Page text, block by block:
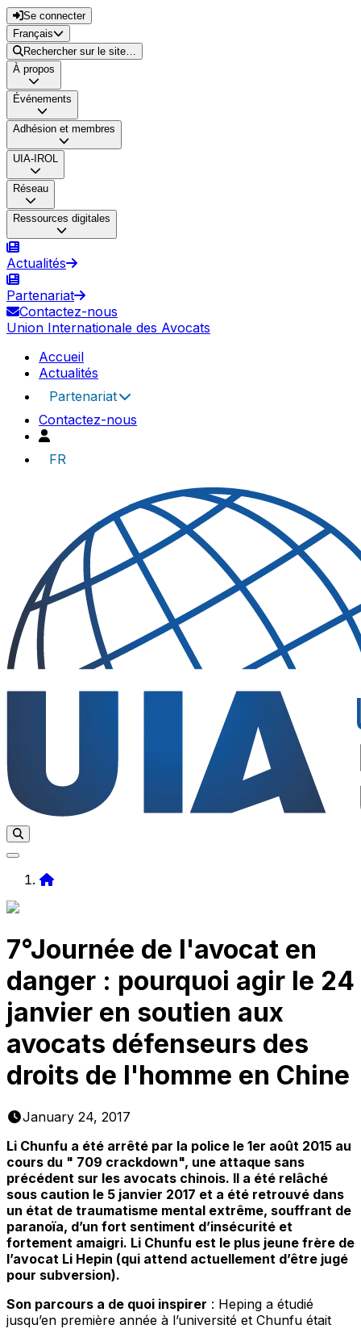
Se connecter
Français
Rechercher sur le site…
À propos
Événements
Adhésion et membres
UIA-IROL
Réseau
Ressources digitales
Actualités
Partenariat
Contactez-nous
Union Internationale des Avocats
Accueil
Actualités
Partenariat
Contactez-nous
FR
7°Journée de l'avocat en
danger : pourquoi agir le 24
janvier en soutien aux
avocats défenseurs des
droits de l'homme en Chine
January 24, 2017
Li Chunfu a été arrêté par la police le 1er août 2015 au
cours du " 709 crackdown", une attaque sans
précédent sur les avocats chinois. Il a été relâché
sous caution le 5 janvier 2017 et a été retrouvé dans
un état de traumatisme mental extrême, souffrant de
paranoïa, d’un fort sentiment d’insécurité et
fortement amaigri. Li Chunfu est le plus jeune frère de
l’avocat Li Hepin (qui attend actuellement d’être jugé
pour subversion).
Son parcours a de quoi inspirer : Heping a étudié
jusqu’en première année à l’université et Chunfu était